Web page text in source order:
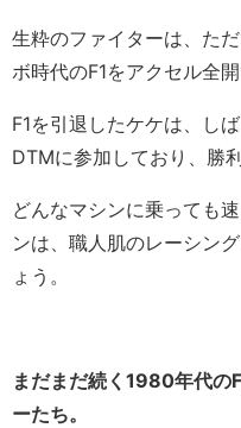
生粋のファイターは、た
ボ時代のF1をアクセル全
F1を引退したケケは、し
DTMに参加しており、勝
どんなマシンに乗っても
ンは、職人肌のレーシン
ょう。
まだまだ続く1980年代の
ーたち。